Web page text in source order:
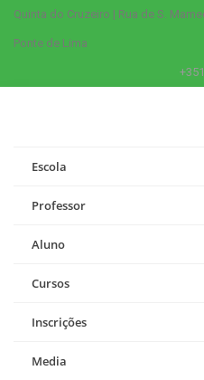
Quinta do Cruzeiro | Rua de S.
Ponte de Lima
Escola
Professor
Aluno
Cursos
Inscrições
Media